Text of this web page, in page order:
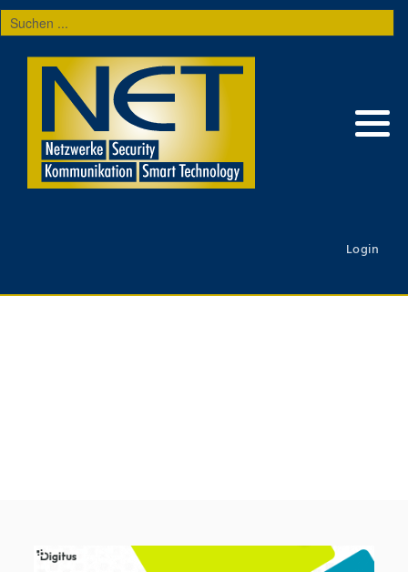
Suchen
...
Login